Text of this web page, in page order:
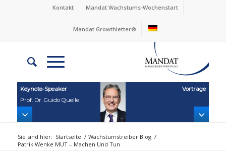
Kontakt Mandat Wachstums-Wochenstart
Mandat Growthletter®
Keynote‑Speaker
Prof. Dr. Guido Quelle
Vorträge
Sie sind hier: Startseite / Wachstumstreiber Blog /
Patrik Wenke MUT – Machen Und Tun